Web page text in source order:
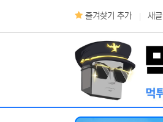
즐겨찾기 추가
새글